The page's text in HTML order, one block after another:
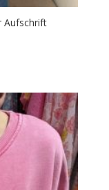
Aufschrift